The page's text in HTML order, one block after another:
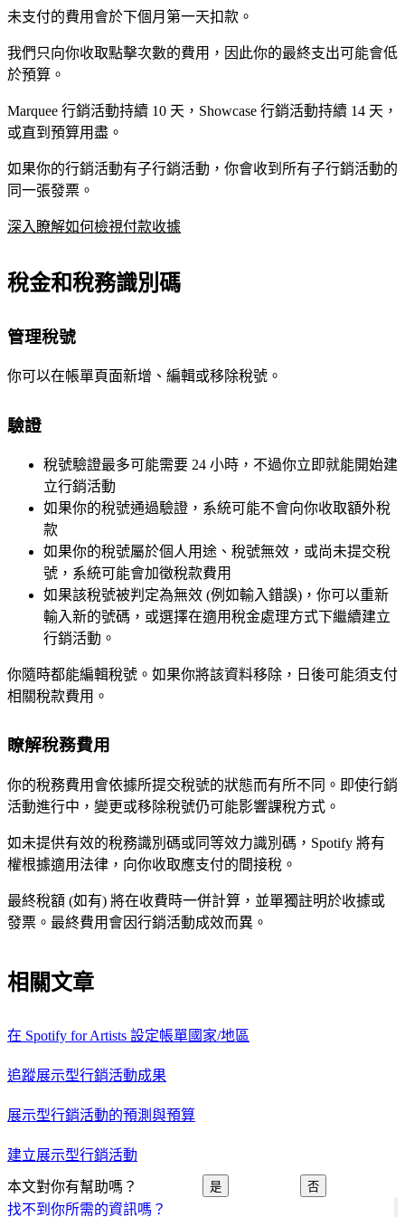
找不到你所需的資訊嗎？
未支付的費用會於下個月第一天扣款。
我們只向你收取點擊次數的費用，因此你的最終支出可能會低
於預算。
Marquee 行銷活動持續 10 天，Showcase 行銷活動持續 14 天，
或直到預算用盡。
如果你的行銷活動有子行銷活動，你會收到所有子行銷活動的
同一張發票。
深入瞭解如何檢視付款收據
稅金和稅務識別碼
管理稅號
你可以在帳單頁面新增、編輯或移除稅號。
驗證
稅號驗證最多可能需要 24 小時，不過你立即就能開始建
立行銷活動
如果你的稅號通過驗證，系統可能不會向你收取額外稅
款
如果你的稅號屬於個人用途、稅號無效，或尚未提交稅
號，系統可能會加徵稅款費用
如果該稅號被判定為無效 (例如輸入錯誤)，你可以重新
輸入新的號碼，或選擇在適用稅金處理方式下繼續建立
行銷活動。
你隨時都能編輯稅號。如果你將該資料移除，日後可能須支付
相關稅款費用。
瞭解稅務費用
你的稅務費用會依據所提交稅號的狀態而有所不同。即使行銷
活動進行中，變更或移除稅號仍可能影響課稅方式。
如未提供有效的稅務識別碼或同等效力識別碼，Spotify 將有
權根據適用法律，向你收取應支付的間接稅。
最終稅額 (如有) 將在收費時一併計算，並單獨註明於收據或
發票。最終費用會因行銷活動成效而異。
相關文章
在 Spotify for Artists 設定帳單國家/地區
追蹤展示型行銷活動成果
展示型行銷活動的預測與預算
建立展示型行銷活動
本文對你有幫助嗎？ 是 否